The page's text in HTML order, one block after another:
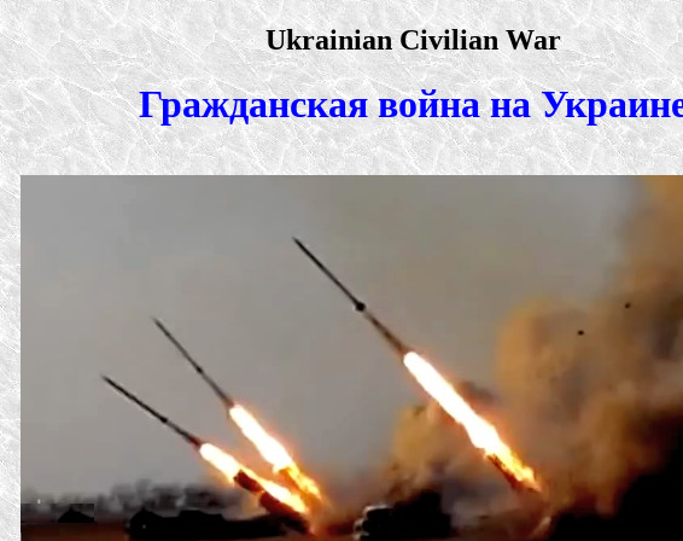
Ukrainian Civilian War
Гражданская война на